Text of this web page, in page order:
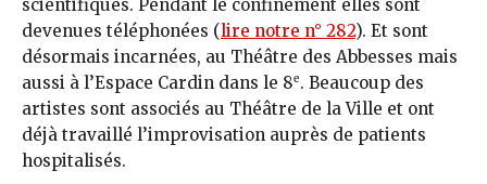
scientifiques. Pendant le confinement elles sont
devenues téléphonées (lire notre n° 282). Et sont
désormais incarnées, au Théâtre des Abbesses mais
aussi à l’Espace Cardin dans le 8e. Beaucoup des
artistes sont associés au Théâtre de la Ville et ont
déjà travaillé l’improvisation auprès de patients
hospitalisés.